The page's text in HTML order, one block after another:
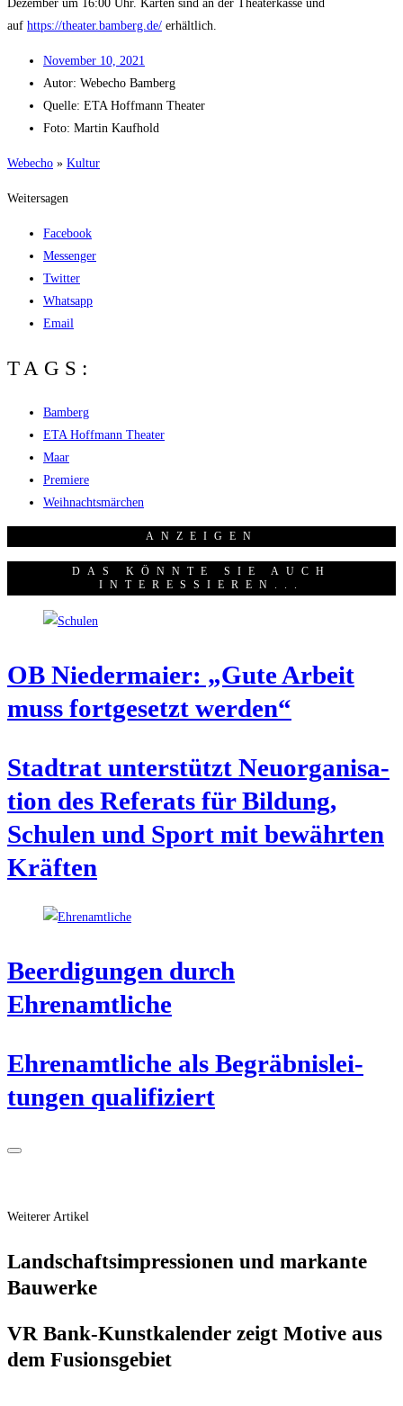
Dezem­ber um 16:00 Uhr. Kar­ten sind an der Thea­ter­kas­se und
auf https://theater.bamberg.de/ erhältlich.
Novem­ber 10, 2021
Autor: Web­echo Bamberg
Quel­le: ETA Hoff­mann Theater
Foto: Mar­tin Kaufhold
Web­echo » Kul­tur
Weitersagen
Facebook
Messenger
Twitter
Whatsapp
Email
TAGS:
Bamberg
ETA Hoffmann Theater
Maar
Premiere
Weihnachtsmärchen
ANZEI­GEN
DAS KÖNNTE SIE AUCH
INTERESSIEREN...
OB Nie­der­mai­er: „Gute Arbeit
muss fort­ge­setzt werden“
Stadt­rat unter­stützt Neu­or­ga­ni­sa­
ti­on des Refe­rats für Bil­dung,
Schu­len und Sport mit bewähr­ten
Kräften
Beer­di­gun­gen durch
Ehrenamtliche
Ehren­amt­li­che als Begräb­nis­lei­
tun­gen qualifiziert
Weiterer Artikel
Land­schafts­im­pres­sio­nen und mar­kan­te
Bauwerke
VR Bank-Kunst­ka­len­der zeigt Moti­ve aus
dem Fusionsgebiet